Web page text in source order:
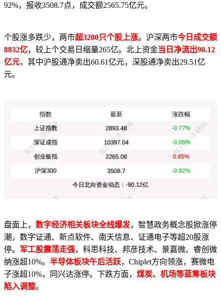
92%，报收3508.7点，成交额2565.75亿元。
个股涨多跌少，两市超3200只个股上涨。沪深两市今日成交额
8832亿，较上个交易日缩量265亿。北上资金当日净流出90.12
亿元，其中沪股通净卖出60.61亿元，深股通净卖出29.51亿
元。
盘面上， 数字经济相关板块全线爆发，智慧政务概念股掀涨停
潮，数字证通、新点软件、南天信息、证通电子等超20股涨
停。 军工股震荡走强，科思科技、邦彦技术、景嘉微、睿创微
纳涨超10%。 半导体板块午后活跃，Chiplet方向领涨，赛微电
子涨超10%，同兴达涨停。下跌方面， 煤炭、机场等蓝筹板块
陷入调整。